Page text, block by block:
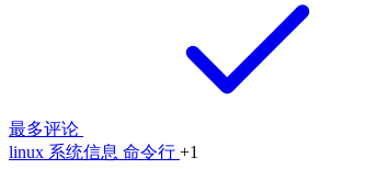
最多评论
linux 系统信息 命令行 +1